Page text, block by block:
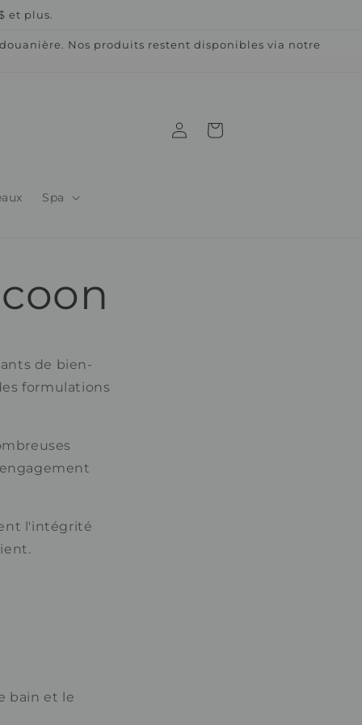
et plus.
Nos produits restent disponibles via notre
Spa
ConnexionPanier
de bien-
formulations
l'intégrité
bain et le